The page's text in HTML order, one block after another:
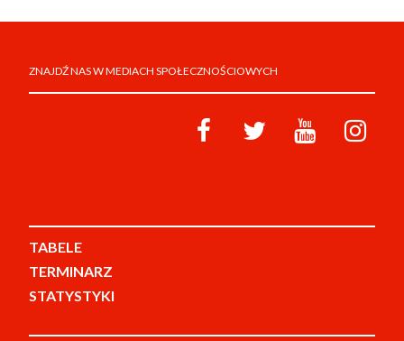
ZNAJDŹ NAS W MEDIACH SPOŁECZNOŚCIOWYCH
TABELE
TERMINARZ
STATYSTYKI